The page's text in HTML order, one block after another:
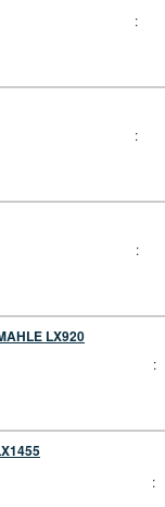
:
:
:
LX920
:
: